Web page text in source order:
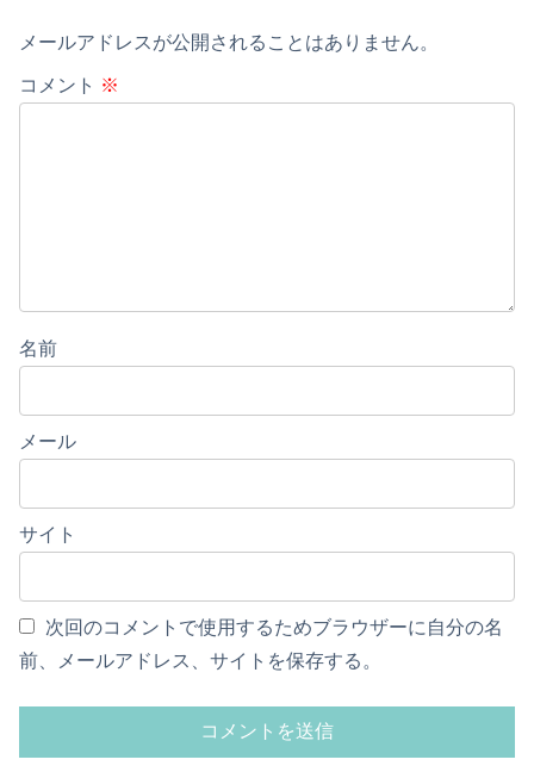
メールアドレスが公開されることはありません。
コメント ※
名前
メール
サイト
次回のコメントで使用するためブラウザーに自分の名
前、メールアドレス、サイトを保存する。